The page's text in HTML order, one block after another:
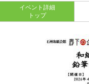
イベント詳細
トップ